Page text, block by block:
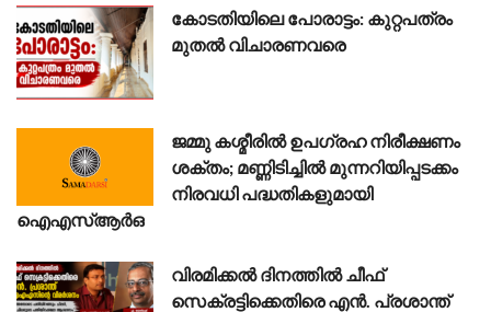
കോടതിയിലെ പോരാട്ടം: കുറ്റപത്രം
മുതൽ വിചാരണവരെ
ജമ്മു കശ്മീരിൽ ഉപഗ്രഹ നിരീക്ഷണം
ശക്തം; മണ്ണിടിച്ചിൽ മുന്നറിയിപ്പടക്കം
നിരവധി പദ്ധതികളുമായി
ഐഎസ്ആർഒ
വിരമിക്കൽ ദിനത്തിൽ ചീഫ്
സെക്രട്ടിക്കെതിരെ എൻ. പ്രശാന്ത്